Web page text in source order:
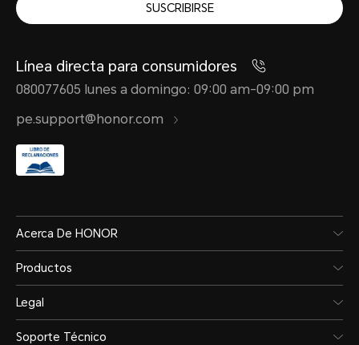
SUSCRIBIRSE
Línea directa para consumidores
080077605 lunes a domingo: 09:00 am-09:00 pm
pe.support@honor.com
Acerca De HONOR
Productos
Legal
Soporte Técnico